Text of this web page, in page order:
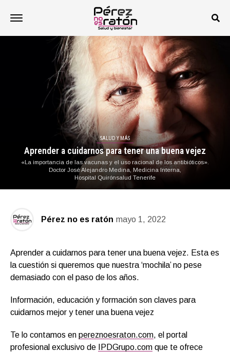
SALUD Y MÁS
Aprender a cuidarnos para tener una buena vejez
«La importancia de las vacunas y el uso racional de los antibióticos».
Doctor José Alejandro Medina, Medicina Interna,
Hospital Quirónsalud Tenerife
Pérez no es ratón mayo 1, 2022
Aprender a cuidarnos para tener una buena vejez. Esta es
la cuestión si queremos que nuestra ‘mochila’ no pese
demasiado con el paso de los años.
Información, educación y formación son claves para
cuidarnos mejor y tener una buena vejez
Te lo contamos en pereznoesraton.com, el portal
profesional exclusivo de
IPDGrupo.com que te ofrece